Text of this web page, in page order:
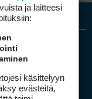
ja laitteesi
käsittelyyn
evästeitä,